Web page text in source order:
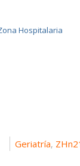
Geriatría,